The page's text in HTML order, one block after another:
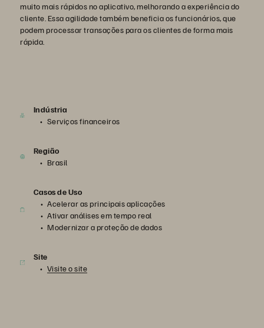
muito mais rápidos no aplicativo, melhorando a experiência do
cliente. Essa agilidade também beneficia os funcionários, que
podem processar transações para os clientes de forma mais
rápida.
Indústria
Serviços financeiros
Região
Brasil
Casos de Uso
Acelerar as principais aplicações
Ativar análises em tempo real
Modernizar a proteção de dados
Site
Visite o site